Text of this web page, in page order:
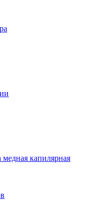
медная капилярная